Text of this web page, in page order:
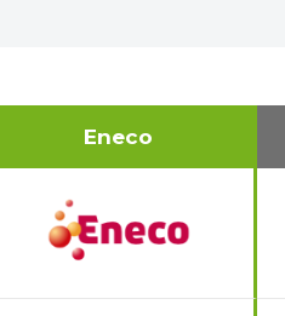
Eneco